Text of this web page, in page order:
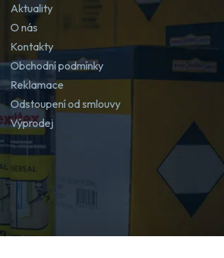
Aktuality
O nás
Kontakty
Obchodní podmínky
Reklamace
Odstoupení od smlouvy
Výprodej